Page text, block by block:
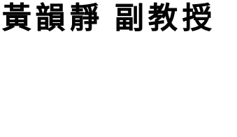
黃韻靜 副教授